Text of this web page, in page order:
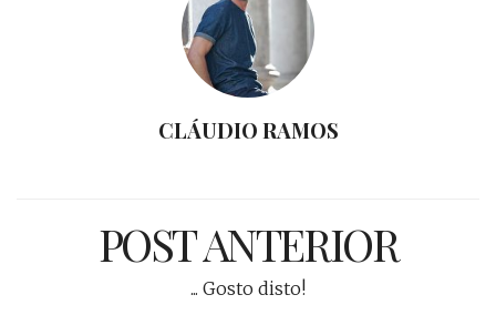
CLÁUDIO RAMOS
POST ANTERIOR
... Gosto disto!